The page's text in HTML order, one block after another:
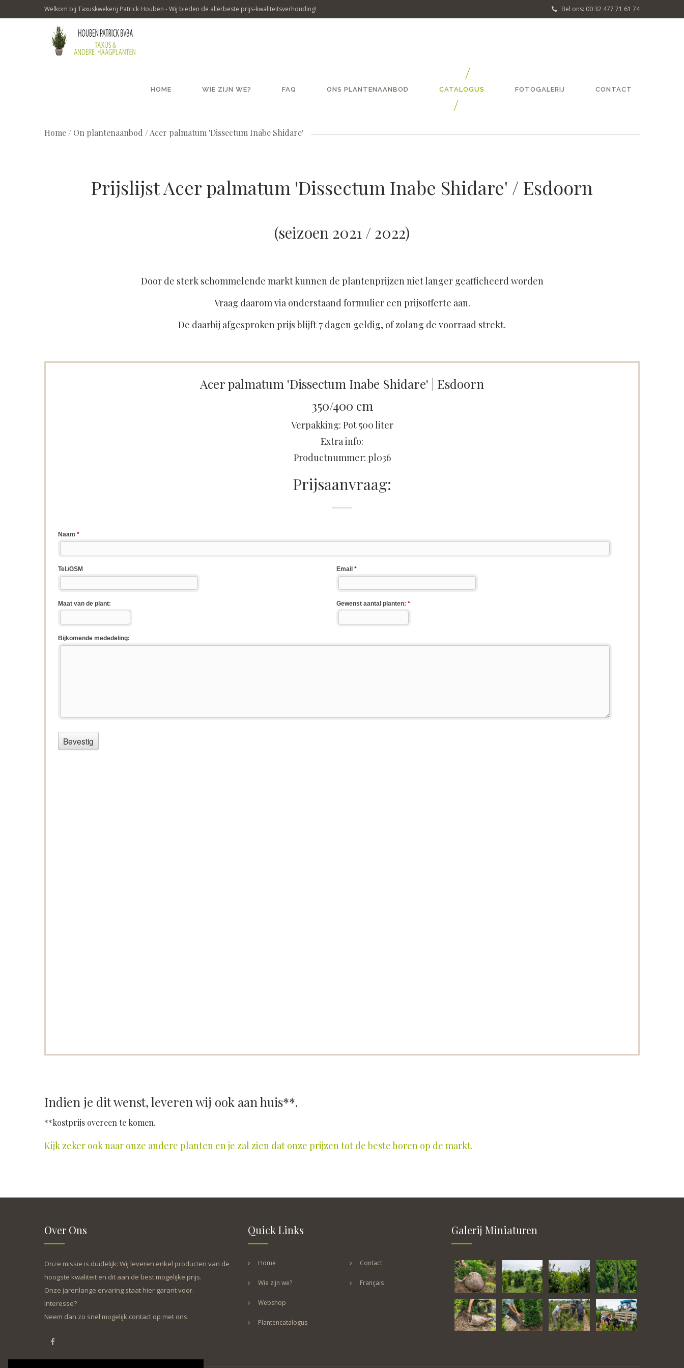
Welkom bij Taxuskwekerij Patrick Houben - Wij bieden de allerbeste prijs-kwaliteitsverhouding! Bel ons: 00 32 477 71 61 74
HOME WIE ZIJN WE? FAQ ONS PLANTENAANBOD CATALOGUS FOTOGALERIJ CONTACT
Home / On plantenaanbod / Acer palmatum 'Dissectum Inabe Shidare'
Prijslijst Acer palmatum 'Dissectum Inabe Shidare' / Esdoorn
(seizoen 2021 / 2022)
Door de sterk schommelende markt kunnen de plantenprijzen niet langer geafficheerd worden
Vraag daarom via onderstaand formulier een prijsofferte aan.
De daarbij afgesproken prijs blijft 7 dagen geldig, of zolang de voorraad strekt.
Acer palmatum 'Dissectum Inabe Shidare' | Esdoorn
350/400 cm
Verpakking: Pot 500 liter
Extra info:
Productnummer: pl036
Prijsaanvraag:
Indien je dit wenst, leveren wij ook aan huis**.
**kostprijs overeen te komen.
Kijk zeker ook naar onze andere planten en je zal zien dat onze prijzen tot de beste horen op de markt.
Over Ons
Onze missie is duidelijk: Wij leveren enkel producten van de
hoogste kwaliteit en dit aan de best mogelijke prijs.
Onze jarenlange ervaring staat hier garant voor.
Interesse?
Neem dan zo snel mogelijk contact op met ons.
Quick Links
Home
Wie zijn we?
Webshop
Plantencatalogus
Contact
Français
Galerij Miniaturen